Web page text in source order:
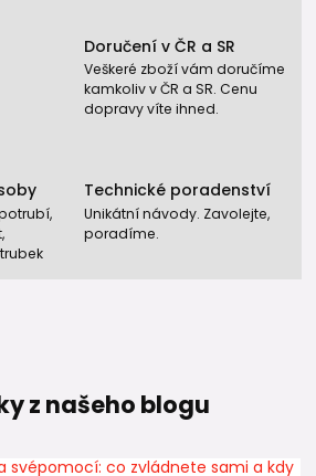
Doručení v ČR a SR
Veškeré zboží vám doručíme
kamkoliv v ČR a SR. Cenu
dopravy víte ihned.
Technické poradenství
Unikátní návody. Zavolejte,
poradíme.
z našeho blogu